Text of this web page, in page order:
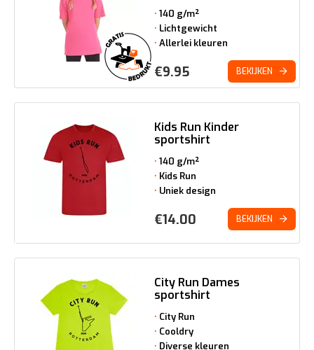
140 g/m²
Lichtgewicht
Allerlei kleuren
€9.95 BEKIJKEN
Kids Run Kinder
sportshirt
140 g/m²
Kids Run
Uniek design
€14.00 BEKIJKEN
City Run Dames
sportshirt
City Run
Cooldry
Diverse kleuren